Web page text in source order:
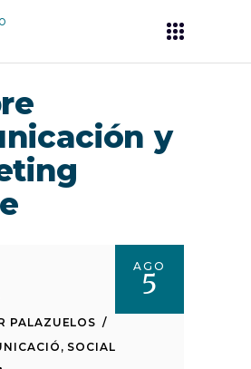
y
AGO
5
PALAZUELOS
, SOCIAL